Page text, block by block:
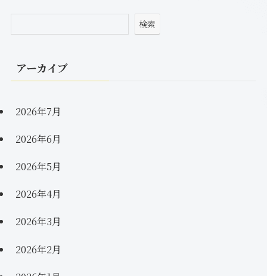
検索
アーカイブ
2026年7月
2026年6月
2026年5月
2026年4月
2026年3月
2026年2月